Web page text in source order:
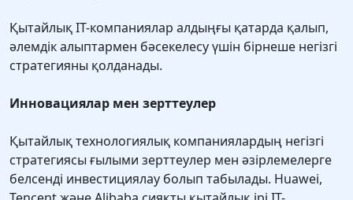
Қытайлық IT-компаниялар алдыңғы қатарда қалып,
әлемдік алыптармен бәсекелесу үшін бірнеше негізгі
стратегияны қолданады.
Инновациялар мен зерттеулер
Қытайлық технологиялық компаниялардың негізгі
стратегиясы ғылыми зерттеулер мен әзірлемелерге
белсенді инвестициялау болып табылады. Huawei,